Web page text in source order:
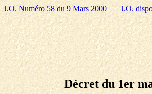
J.O. Numéro 58 du 9 Mars 2000 J.O.
Décret du 1er